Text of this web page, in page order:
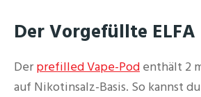
Der Vorgefüllte ELFA
Der prefilled Vape-Pod enthält 2
auf Nikotinsalz-Basis. So kannst